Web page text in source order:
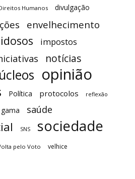
Humanos divulgação
envelhecimento
idosos impostos
notícias
opinião
Política protocolos reflexão
saúde
SNS sociedade
pelo Voto velhice